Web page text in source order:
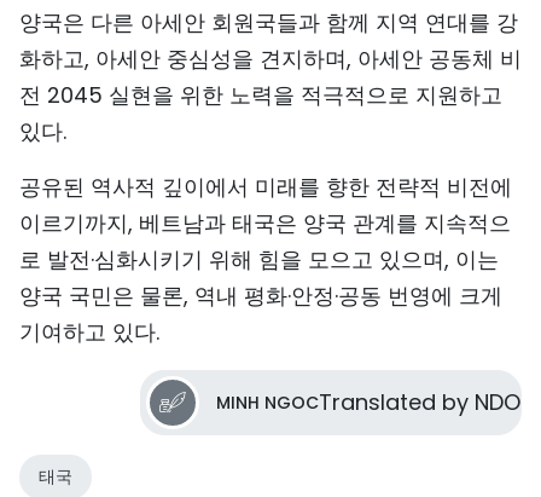
양국은 다른 아세안 회원국들과 함께 지역 연대를 강
화하고, 아세안 중심성을 견지하며, 아세안 공동체 비
전 2045 실현을 위한 노력을 적극적으로 지원하고
있다.
공유된 역사적 깊이에서 미래를 향한 전략적 비전에
이르기까지, 베트남과 태국은 양국 관계를 지속적으
로 발전·심화시키기 위해 힘을 모으고 있으며, 이는
양국 국민은 물론, 역내 평화·안정·공동 번영에 크게
기여하고 있다.
MINH NGOCTranslated by NDO
태국